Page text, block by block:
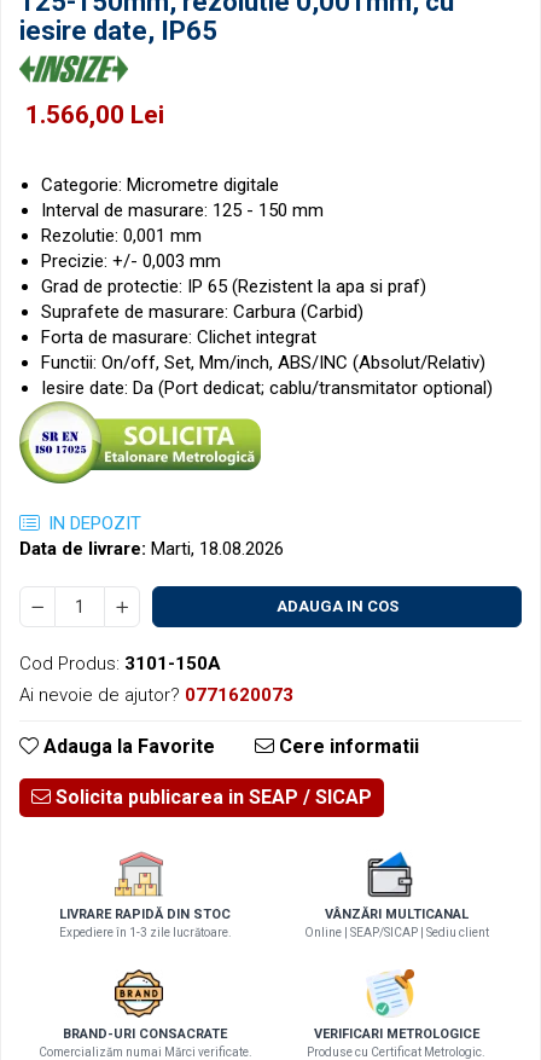
Micrometre speciale
Pasametre
Accesorii micrometre
Accesorii pentru ceasuri
comparatoare
iesire date, IP65
1.566,00 Lei
Categorie: Micrometre digitale
Interval de masurare: 125 - 150 mm
Rezolutie: 0,001 mm
Precizie: +/- 0,003 mm
Grad de protectie: IP 65 (Rezistent la apa si praf)
Suprafete de masurare: Carbura (Carbid)
Forta de masurare: Clichet integrat
Functii: On/off, Set, Mm/inch, ABS/INC (Absolut/Relativ)
Iesire date: Da (Port dedicat; cablu/transmitator optional)
IN DEPOZIT
Data de livrare: Marti, 18.08.2026
ADAUGA IN COS
Cod Produs: 3101-150A
Ai nevoie de ajutor? 0771620073
Adauga la Favorite Cere informatii
Solicita publicarea in SEAP
LIVRARE RAPIDĂ DIN STOC
Expediere în 1-3 zile lucrătoare.
VÂNZĂRI MULTICANAL
Online | SEAP/SICAP | Sediu client
BRAND-URI CONSACRATE
Comercializăm numai Mărci verificate.
VERIFICARI METROLOGICE
Produse cu Certificat Metrologic.